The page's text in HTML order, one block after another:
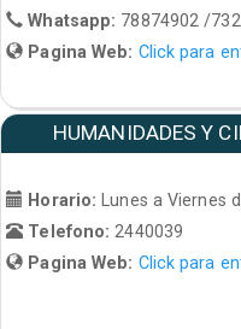
Whatsapp: 78874902 /
Pagina Web: Click para
HUMANIDADES Y
Horario: Lunes a Viernes
Telefono:2440039
Pagina Web: Click para